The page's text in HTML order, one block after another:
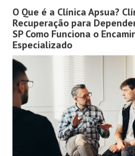
O Que é a Clínica Apsua?
Recuperação para
SP Como Funciona o
Especializado